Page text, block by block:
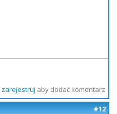
zarejestruj aby dodać komentarz
#12